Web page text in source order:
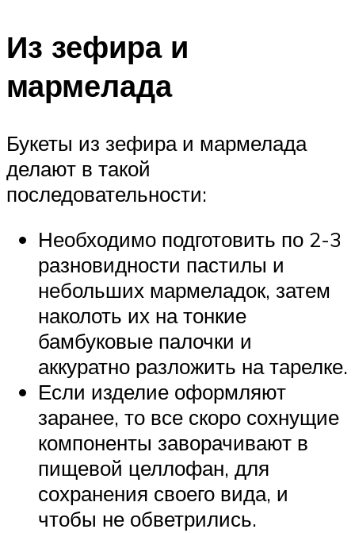
Из зефира и
мармелада
Букеты из зефира и мармелада
делают в такой
последовательности:
Необходимо подготовить по 2-3
разновидности пастилы и
небольших мармеладок, затем
наколоть их на тонкие
бамбуковые палочки и
аккуратно разложить на тарелке.
Если изделие оформляют
заранее, то все скоро сохнущие
компоненты заворачивают в
пищевой целлофан, для
сохранения своего вида, и
чтобы не обветрились.